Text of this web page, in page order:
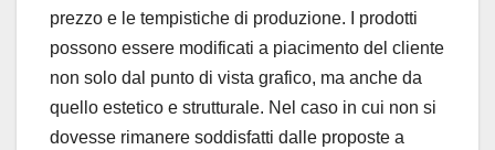
prezzo e le tempistiche di produzione. I prodotti
possono essere modificati a piacimento del cliente
non solo dal punto di vista grafico, ma anche da
quello estetico e strutturale. Nel caso in cui non si
dovesse rimanere soddisfatti dalle proposte a